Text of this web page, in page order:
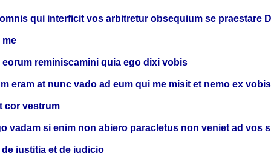
qui interficit vos arbitretur obsequium se praestare
me
reminiscamini quia ego dixi vobis
eram at nunc vado ad eum qui me misit et nemo ex
cor vestrum
vadam si enim non abiero paracletus non veniet ad vos
iustitia et de iudicio